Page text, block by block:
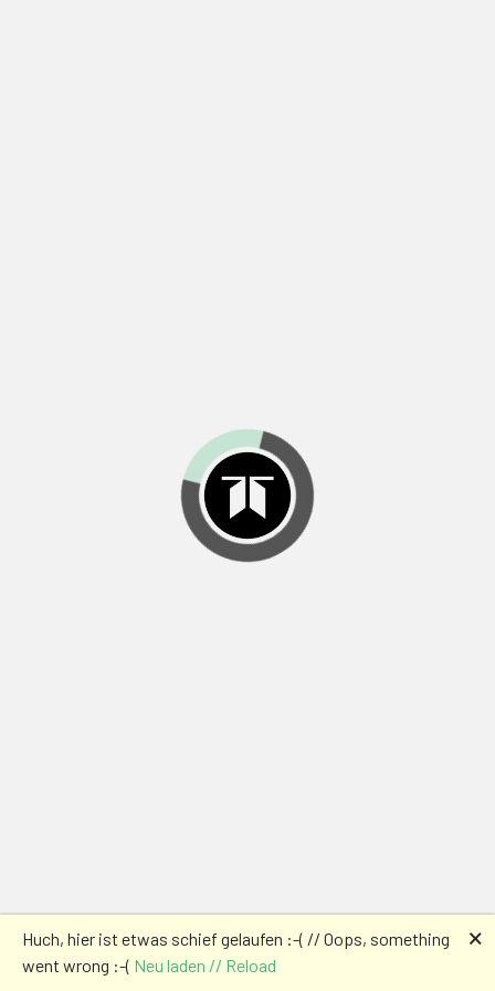
Huch, hier ist etwas schief gelaufen :-( // Oops, something
went wrong :-( Neu laden // Reload
🗙